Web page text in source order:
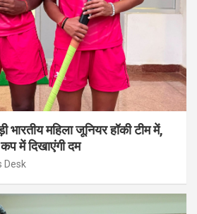
भारतीय महिला जूनियर हॉकी टीम में,
में दिखाएंगी दम
Desk